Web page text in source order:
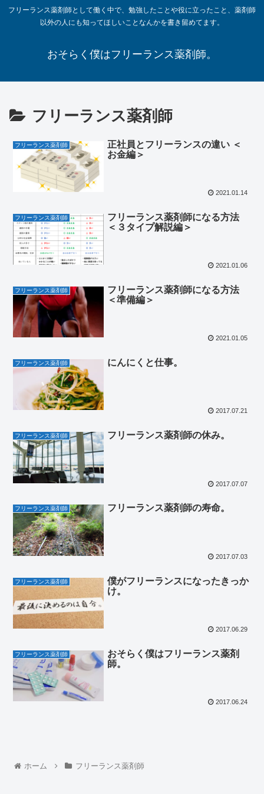
フリーランス薬剤師として働く中で、勉強したことや役に立ったこと、薬剤師
以外の人にも知ってほしいことなんかを書き留めてます。
おそらく僕はフリーランス薬剤師。
フリーランス薬剤師
フリーランス薬剤師
正社員とフリーランスの違い ＜
お金編＞
2021.01.14
フリーランス薬剤師
フリーランス薬剤師になる方法
＜３タイプ解説編＞
2021.01.06
フリーランス薬剤師
フリーランス薬剤師になる方法
＜準備編＞
2021.01.05
フリーランス薬剤師 にんにくと仕事。
2017.07.21
フリーランス薬剤師 フリーランス薬剤師の休み。
2017.07.07
フリーランス薬剤師 フリーランス薬剤師の寿命。
2017.07.03
フリーランス薬剤師
僕がフリーランスになったきっか
け。
2017.06.29
フリーランス薬剤師
おそらく僕はフリーランス薬剤
師。
2017.06.24
ホーム フリーランス薬剤師